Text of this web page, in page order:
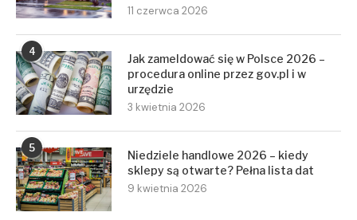
11 czerwca 2026
4
Jak zameldować się w Polsce 2026 –
procedura online przez gov.pl i w
urzędzie
3 kwietnia 2026
5
Niedziele handlowe 2026 – kiedy
sklepy są otwarte? Pełna lista dat
9 kwietnia 2026